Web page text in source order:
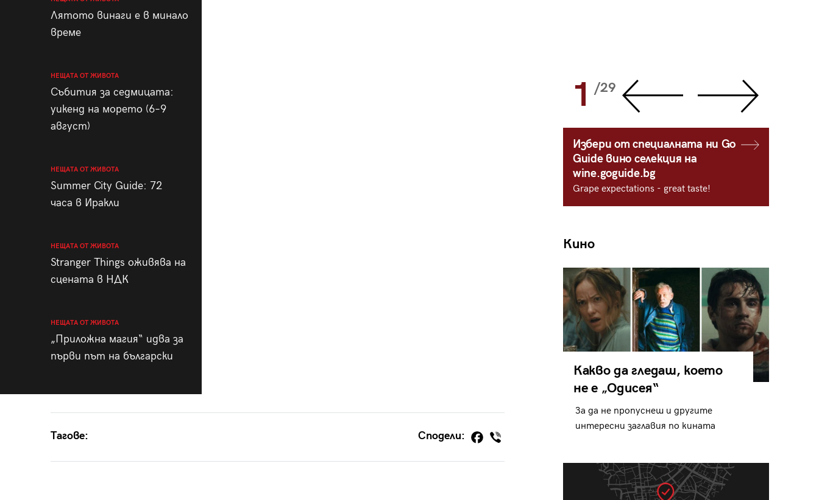
Лятото винаги е в минало
време
НЕЩАТА ОТ ЖИВОТА
Събития за седмицата:
уикенд на морето (6–9
август)
НЕЩАТА ОТ ЖИВОТА
Summer City Guide: 72
часа в Иракли
НЕЩАТА ОТ ЖИВОТА
Stranger Things оживява на
сцената в НДК
НЕЩАТА ОТ ЖИВОТА
„Приложна магия“ идва за
първи път на български
Тагове: Сподели:
28 1 /29
Избери от специалната ни Go
Guide вино селекция на
wine.goguide.bg
Grape expectations - great taste!
Кино
Какво да гледаш, което
не е „Одисея“
За да не пропуснеш и другите
интересни заглавия по кината